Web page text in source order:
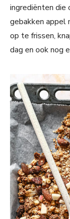
ingrediënten die
gebakken appel
op te frissen,
dag en ook nog